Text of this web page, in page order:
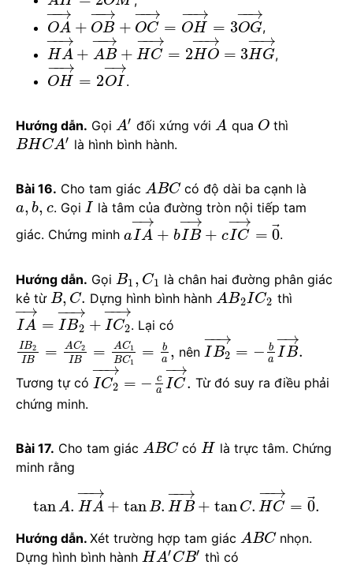
OA
−→
−
+ OB
−→
−
+ OC
−→
−
= OH
−→
−
= 3OG
−→
−
,
HA
−→
−
+ AB
−→
−
+ HC
−→
−
= 2HO
−→
−
= 3HG
−→
−
,
OH
−→
−
= 2OI
−→
.
Hướng dẫn. Gọi A′ đối xứng vớiA qua Othì
BH CA′ là hình bình hành.
Bài 16. Cho tam giác ABC có độ dài ba cạnh là
a, b, c. GọiI là tâm của đường tròn nội tiếp tam
giác. Chứng minh aIA
−→
+ bIB
−→
+ cIC
−→
= 0.
Hướng dẫn. Gọi B1 , C1 là chân hai đường phân giác
kẻ từ B, C. Dựng hình bình hành AB2IC2 thì
IA
−→
= IB2
−→
−
+ IC2
−→
−
. Lại có
IB2
IB = AC2
IB = AC1
BC1
=
b
a , nênIB2
−→
−
= − b
a IB
−→
.
Tương tự có IC2
−→
−
= − c
a
IC
−→
. Từ đó suy ra điều phải
chứng minh.
Bài 17. Cho tam giác A BCcó H là trực tâm. Chứng
minh rằng
tanA. HA
−→
−
+ tanB. HB
−→
−
+ tan C. HC
−→
−
= 0⃗.
Hướng dẫn. Xét trường hợp tam giác ABC nhọn.
Dựng hình bình hành HA′CB′ thì có